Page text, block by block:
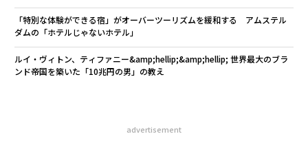
「特別な体験ができる宿」がオーバーツーリズムを緩和する アムステル
ダムの「ホテルじゃないホテル」
ルイ・ヴィトン、ティファニー&amp;hellip;&amp;hellip; 世界最大のブラ
ンド帝国を築いた「10兆円の男」の教え
advertisement